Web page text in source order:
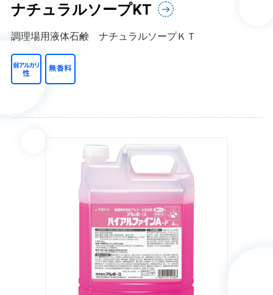
ナチュラルソープKT
調理場用液体石鹸 ナチュラルソープＫＴ